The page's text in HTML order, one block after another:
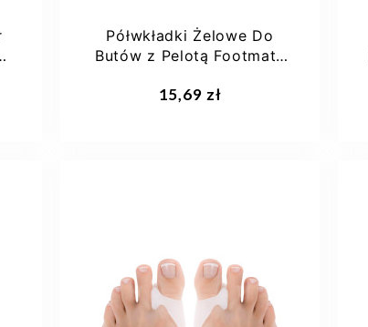
Półwkładki Żelowe Do
Butów z Pelotą Footmate
15,69 zł